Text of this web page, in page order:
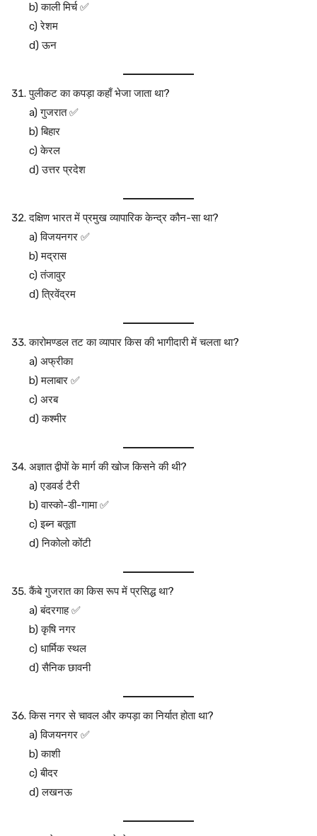
b) काली मिर्च ✅
c) रेशम
d) ऊन
पुलीकट का कपड़ा कहाँ भेजा जाता था?
a) गुजरात ✅
b) बिहार
c) केरल
d) उत्तर प्रदेश
दक्षिण भारत में प्रमुख व्यापारिक केन्द्र कौन-सा था?
a) विजयनगर ✅
b) मद्रास
c) तंजावुर
d) त्रिवेंद्रम
कारोमण्डल तट का व्यापार किस की भागीदारी में चलता था?
a) अफ्रीका
b) मलाबार ✅
c) अरब
d) कश्मीर
अज्ञात द्वीपों के मार्ग की खोज किसने की थी?
a) एडवर्ड टैरी
b) वास्को-डी-गामा ✅
c) इब्न बतूता
d) निकोलो कोंटी
कैंबे गुजरात का किस रूप में प्रसिद्ध था?
a) बंदरगाह ✅
b) कृषि नगर
c) धार्मिक स्थल
d) सैनिक छावनी
किस नगर से चावल और कपड़ा का निर्यात होता था?
a) विजयनगर ✅
b) काशी
c) बीदर
d) लखनऊ